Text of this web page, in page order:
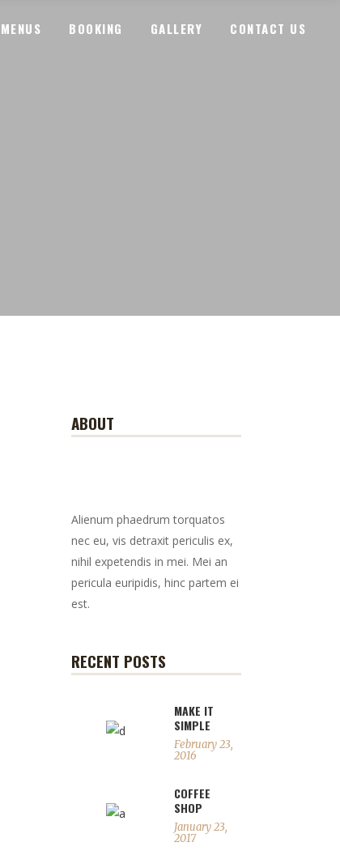
MENUS BOOKING GALLERY CONTACT US
ABOUT
Alienum phaedrum torquatos
nec eu, vis detraxit periculis ex,
nihil expetendis in mei. Mei an
pericula euripidis, hinc partem ei
est.
RECENT POSTS
MAKE IT
SIMPLE
February 23,
2016
COFFEE
SHOP
January 23,
2017